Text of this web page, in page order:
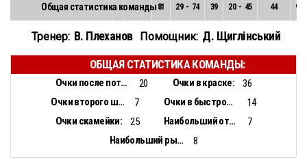
Общая статистика команды 81 29 - 74 39 20 - 45 44 9
Тренер: В. Плеханов Помощник: Д. Щиглінський
ОБЩАЯ СТАТИСТИКА КОМАНДЫ:
Очки после потерь: 20 Очки в краске:
36
Очки второго шанса:
7 Очки в быстром отрыве:
14
Очки скамейки:
25 Наибольший отрыв:
7
Наибольший рывок:
8